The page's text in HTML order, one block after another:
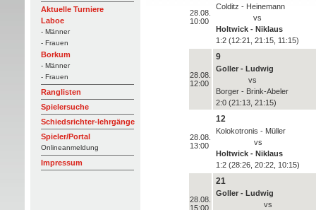
Aktuelle Turniere
Laboe
- Männer
- Frauen
Borkum
- Männer
- Frauen
Ranglisten
Spielersuche
Schiedsrichter-lehrgänge
Spieler/Portal
Onlineanmeldung
Impressum
28.08.
10:00
Colditz - Heinemann
vs
Holtwick - Niklaus
1:2 (12:21, 21:15, 11:15)
28.08.
12:00
9
Goller - Ludwig
vs
Borger - Brink-Abeler
2:0 (21:13, 21:15)
28.08.
13:00
12
Kolokotronis - Müller
vs
Holtwick - Niklaus
1:2 (28:26, 20:22, 10:15)
28.08.
15:00
21
Goller - Ludwig
vs